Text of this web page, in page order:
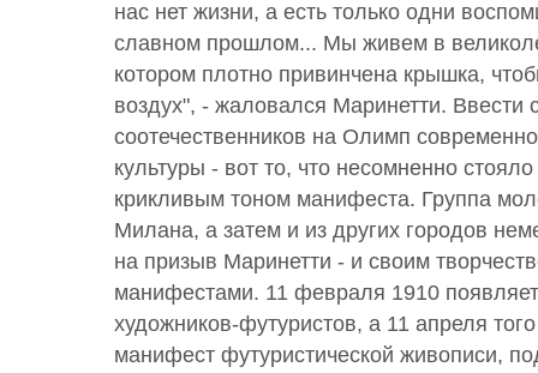
нас нет жизни, а есть только одни
славном прошлом... Мы живем в
котором плотно привинчена крышка,
воздух", - жаловался Маринетти. Ввести
соотечественников на Олимп
культуры - вот то, что несомненно
крикливым тоном манифеста. Группа
Милана, а затем и из других городов
на призыв Маринетти - и своим
манифестами. 11 февраля 1910
художников-футуристов, а 11 апреля
манифест футуристической живописи,